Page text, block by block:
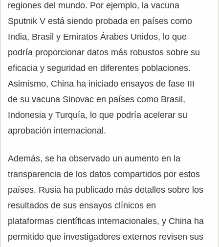
regiones del mundo. Por ejemplo, la vacuna
Sputnik V está siendo probada en países como
India, Brasil y Emiratos Árabes Unidos, lo que
podría proporcionar datos más robustos sobre su
eficacia y seguridad en diferentes poblaciones.
Asimismo, China ha iniciado ensayos de fase III
de su vacuna Sinovac en países como Brasil,
Indonesia y Turquía, lo que podría acelerar su
aprobación internacional.
Además, se ha observado un aumento en la
transparencia de los datos compartidos por estos
países. Rusia ha publicado más detalles sobre los
resultados de sus ensayos clínicos en
plataformas científicas internacionales, y China ha
permitido que investigadores externos revisen sus